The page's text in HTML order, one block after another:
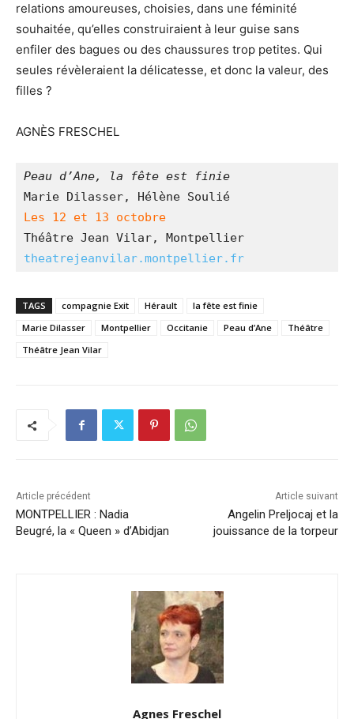
relations amoureuses, choisies, dans une féminité
souhaitée, qu’elles construiraient à leur guise sans
enfiler des bagues ou des chaussures trop petites. Qui
seules révèleraient la délicatesse, et donc la valeur, des
filles ?
AGNÈS FRESCHEL
Peau d’Ane, la fête est finie
Marie Dilasser, Hélène Soulié
Les 12 et 13 octobre
Théâtre Jean Vilar, Montpellier
theatrejeanvilar.montpellier.fr
TAGS compagnie Exit Hérault
la fête est finie
Marie Dilasser
Montpellier Occitanie Peau d’Ane
Théâtre
Théâtre Jean Vilar
Article précédent
MONTPELLIER : Nadia
Beugré, la « Queen » d’Abidjan
Article suivant
Angelin Preljocaj et la
jouissance de la torpeur
Agnes Freschel